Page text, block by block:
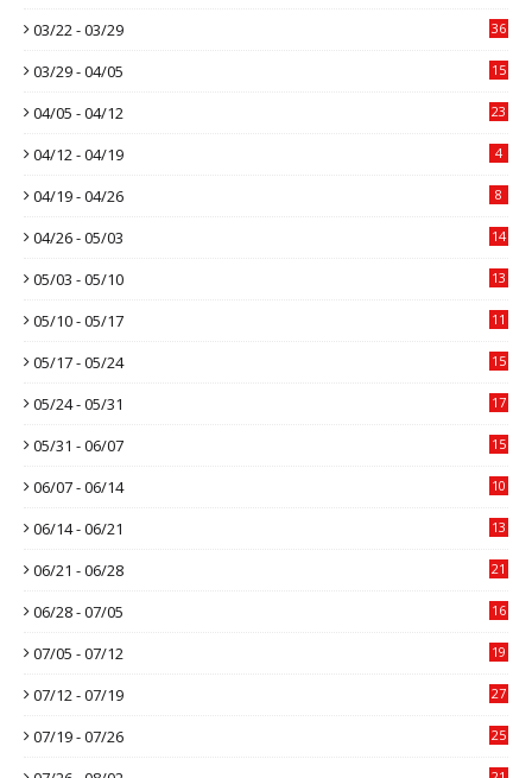
03/22 - 03/29 36
03/29 - 04/05 15
04/05 - 04/12 23
04/12 - 04/19 4
04/19 - 04/26 8
04/26 - 05/03 14
05/03 - 05/10 13
05/10 - 05/17 11
05/17 - 05/24 15
05/24 - 05/31 17
05/31 - 06/07 15
06/07 - 06/14 10
06/14 - 06/21 13
06/21 - 06/28 21
06/28 - 07/05 16
07/05 - 07/12 19
07/12 - 07/19 27
07/19 - 07/26 25